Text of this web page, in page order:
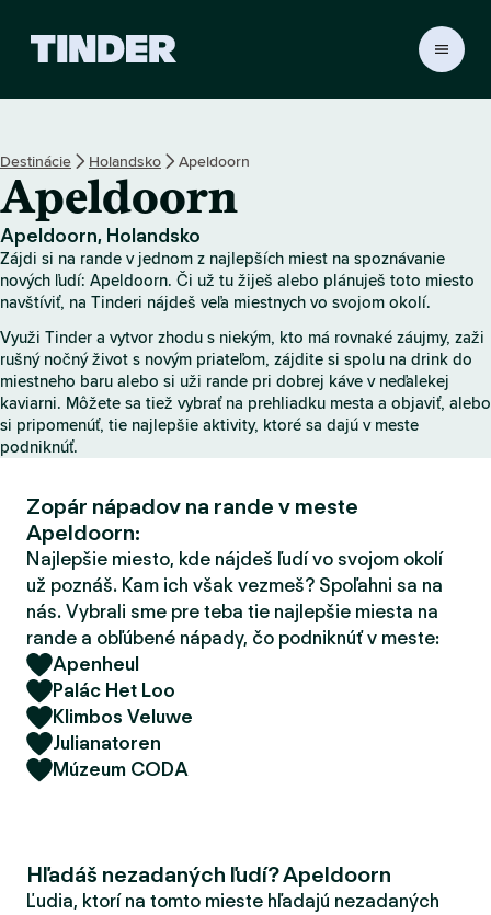
s
k
á
o
b
r
a
o
v
k
a
T
d
r
Destinácie Holandsko Apeldoorn
Apeldoorn
Apeldoorn, Holandsko
Zájdi si na rande v jednom z najlepších miest na spoznávanie
nových ľudí: Apeldoorn. Či už tu žiješ alebo plánuješ toto miesto
navštíviť, na Tinderi nájdeš veľa miestnych vo svojom okolí.
Využi Tinder a vytvor zhodu s niekým, kto má rovnaké záujmy, zaži
rušný nočný život s novým priateľom, zájdite si spolu na drink do
miestneho baru alebo si uži rande pri dobrej káve v neďalekej
kaviarni. Môžete sa tiež vybrať na prehliadku mesta a objaviť, alebo
si pripomenúť, tie najlepšie aktivity, ktoré sa dajú v meste
podniknúť.
Zopár nápadov na rande v meste
Apeldoorn:
Najlepšie miesto, kde nájdeš ľudí vo svojom okolí
už poznáš. Kam ich však vezmeš? Spoľahni sa na
nás. Vybrali sme pre teba tie najlepšie miesta na
rande a obľúbené nápady, čo podniknúť v meste:
Apenheul
Palác Het Loo
Klimbos Veluwe
Julianatoren
Múzeum CODA
Hľadáš nezadaných ľudí? Apeldoorn
Ľudia, ktorí na tomto mieste hľadajú nezadaných